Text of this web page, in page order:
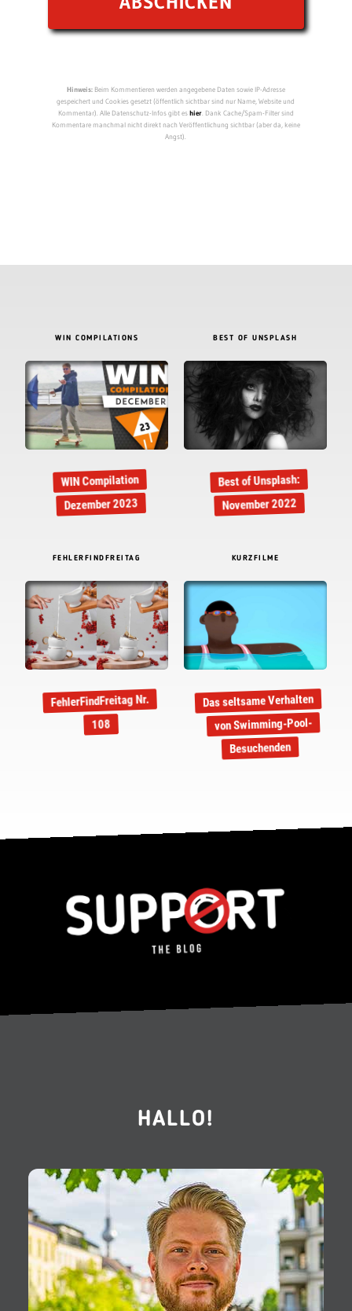
Hinweis:Beim Kommentieren werden angegebene Daten sowie IP-Adresse
gespeichert und Cookies gesetzt (öffentlich sichtbar sind nur Name, Website und
Kommentar). Alle Datenschutz-Infos gibt eshier. Dank Cache/Spam-Filter sind
Kommentare manchmal nicht direkt nach Veröffentlichung sichtbar (aber da, keine
Angst).
WIN COMPILATIONS
WIN Compilation
Dezember 2023
BEST OF UNSPLASH
Best of Unsplash:
November 2022
FEHLERFINDFREITAG
FehlerFindFreitag Nr.
108
KURZFILME
Das seltsame Verhalten
von Swimming-Pool-
Besuchenden
HALLO!